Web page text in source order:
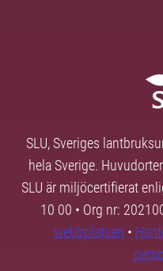
SLU, Sveriges
hela Sverige.
SLU är miljöcertifierat
10 00 • Org nr:
webbplatsen •